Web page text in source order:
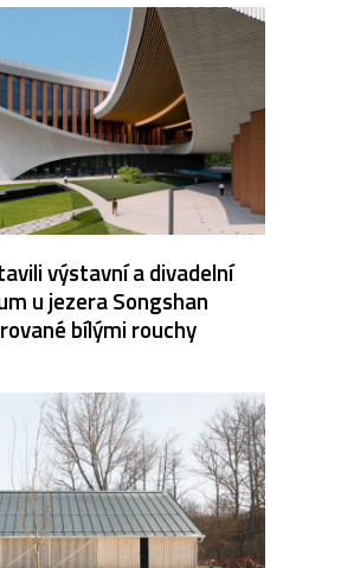
výstavní a divadelní
u jezera Songshan
bílými rouchy